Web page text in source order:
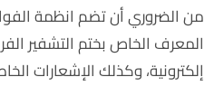
من الضروري أن تضم انظمة
المعرف الخاص بختم التشفير
إلكترونية، وكذلك الإشعارات